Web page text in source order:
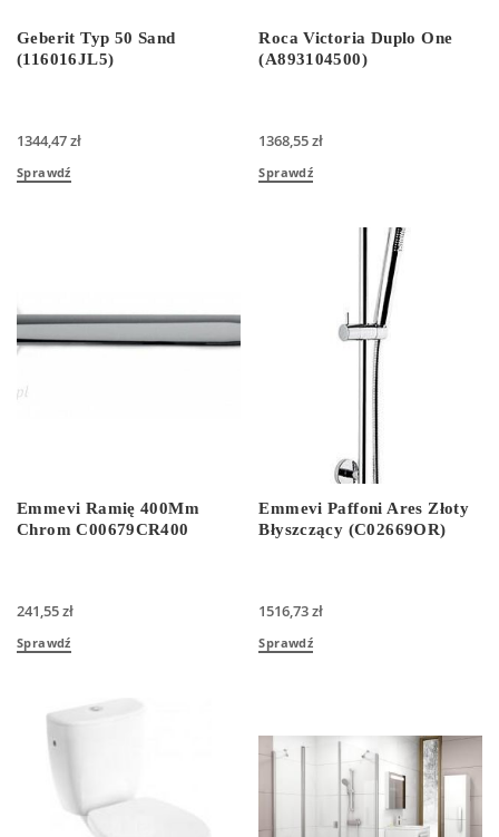
Geberit Typ 50 Sand
(116016JL5)
1344,47zł
Sprawdź
Roca Victoria Duplo One
(A893104500)
1368,55zł
Sprawdź
Emmevi Ramię 400Mm
Chrom C00679CR400
241,55zł
Sprawdź
Emmevi Paffoni Ares Złoty
Błyszczący (C02669OR)
1516,73zł
Sprawdź